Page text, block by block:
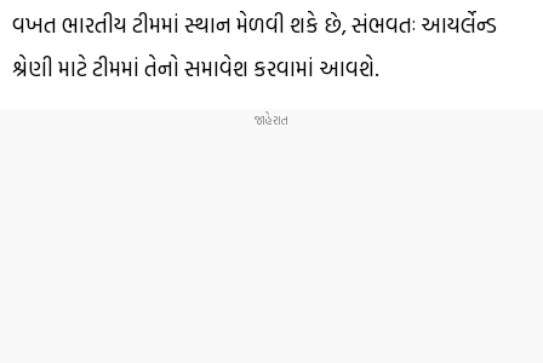
વખત ભારતીય ટીમમાં સ્થાન મેળવી શકે છે, સંભવતઃ આયર્લેન્ડ
શ્રેણી માટે ટીમમાં તેનો સમાવેશ કરવામાં આવશે.